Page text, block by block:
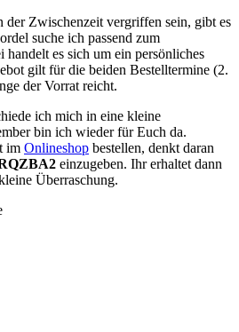
der Zwischenzeit vergriffen sein, gibt es
suche ich passend zum
handelt es sich um ein persönliches
gilt für die beiden Bestelltermine (2.
der Vorrat reicht.
ich mich in eine kleine
bin ich wieder für Euch da.
im Onlineshop bestellen, denkt daran
einzugeben. Ihr erhaltet dann
Überraschung.